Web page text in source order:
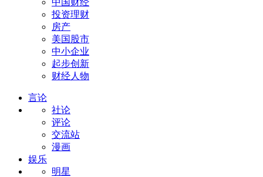
中国财经
投资理财
房产
美国股市
中小企业
起步创新
财经人物
言论
社论
评论
交流站
漫画
娱乐
明星